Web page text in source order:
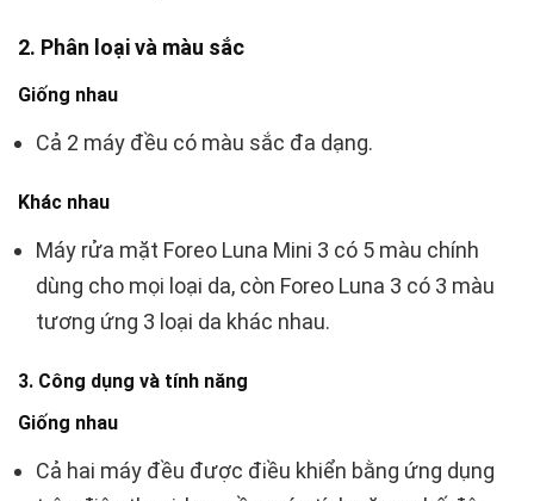
2. Phân loại và màu sắc
Giống nhau
Cả 2 máy đều có màu sắc đa dạng.
Khác nhau
Máy rửa mặt Foreo Luna Mini 3 có 5 màu chính
dùng cho mọi loại da, còn Foreo Luna 3 có 3 màu
tương ứng 3 loại da khác nhau.
3. Công dụng và tính năng
Giống nhau
Cả hai máy đều được điều khiển bằng ứng dụng